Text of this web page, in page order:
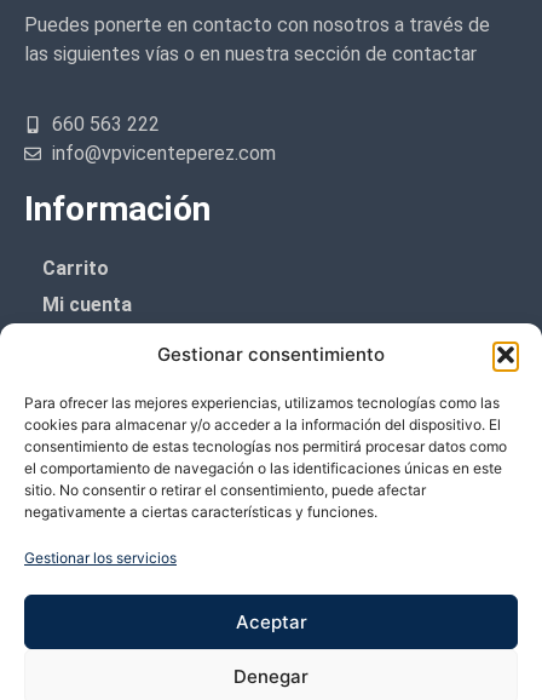
Gestionar consentimiento
Para ofrecer las mejores experiencias, utilizamos tecnologías como las
cookies para almacenar y/o acceder a la información del dispositivo. El
consentimiento de estas tecnologías nos permitirá procesar datos como
el comportamiento de navegación o las identificaciones únicas en este
sitio. No consentir o retirar el consentimiento, puede afectar
negativamente a ciertas características y funciones.
Gestionar los servicios
Aceptar
Denegar
Puedes ponerte en contacto con nosotros a través de
las siguientes vías o en nuestra sección de contactar
660 563 222
info@vpvicenteperez.com
Información
Carrito
Mi cuenta
Política de cookies (UE)
Boletín de noticias
¡¡Suscríbete y prometemos no dar mucho el
Te enviaremos sólo cosas importantes.